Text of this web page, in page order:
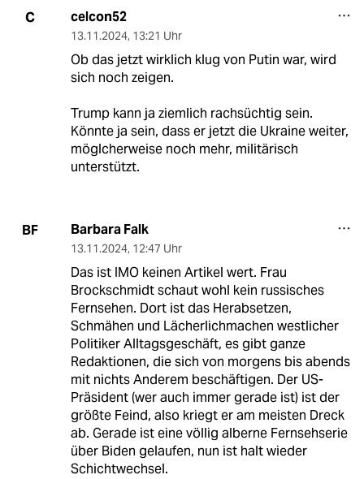
C celcon52
13.11.2024, 13:21 Uhr
Ob das jetzt wirklich klug von Putin war, wird
sich noch zeigen.
Trump kann ja ziemlich rachsüchtig sein.
Könnte ja sein, dass er jetzt die Ukraine weiter,
möglcherweise noch mehr, militärisch
unterstützt.
BF Barbara Falk
13.11.2024, 12:47 Uhr
Das ist IMO keinen Artikel wert. Frau
Brockschmidt schaut wohl kein russisches
Fernsehen. Dort ist das Herabsetzen,
Schmähen und Lächerlichmachen westlicher
Politiker Alltagsgeschäft, es gibt ganze
Redaktionen, die sich von morgens bis abends
mit nichts Anderem beschäftigen. Der US-
Präsident (wer auch immer gerade ist) ist der
größte Feind, also kriegt er am meisten Dreck
ab. Gerade ist eine völlig alberne Fernsehserie
über Biden gelaufen, nun ist halt wieder
Schichtwechsel.